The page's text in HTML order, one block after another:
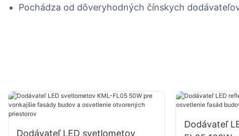
Pochádza od dôveryhodných čínskych
Dodávateľ LED svetlometov
Dodávateľ